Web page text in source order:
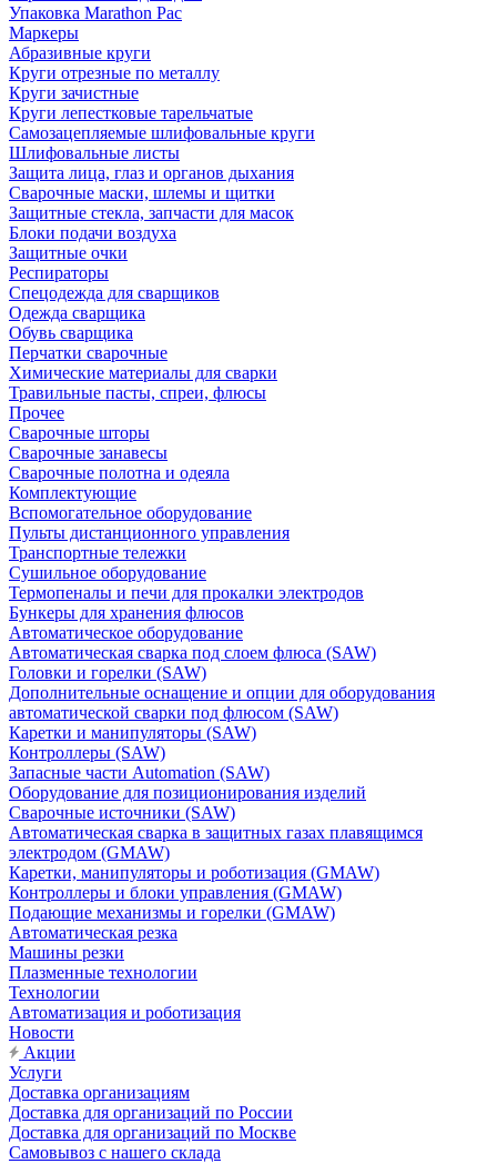
Упаковка Marathon Pac
Маркеры
Абразивные круги
Круги отрезные по металлу
Круги зачистные
Круги лепестковые тарельчатые
Самозацепляемые шлифовальные круги
Шлифовальные листы
Защита лица, глаз и органов дыхания
Сварочные маски, шлемы и щитки
Защитные стекла, запчасти для масок
Блоки подачи воздуха
Защитные очки
Респираторы
Спецодежда для сварщиков
Одежда сварщика
Обувь сварщика
Перчатки сварочные
Химические материалы для сварки
Травильные пасты, спреи, флюсы
Прочее
Сварочные шторы
Сварочные занавесы
Сварочные полотна и одеяла
Комплектующие
Вспомогательное оборудование
Пульты дистанционного управления
Транспортные тележки
Сушильное оборудование
Термопеналы и печи для прокалки электродов
Бункеры для хранения флюсов
Автоматическое оборудование
Автоматическая сварка под слоем флюса (SAW)
Головки и горелки (SAW)
Дополнительные оснащение и опции для оборудования
автоматической сварки под флюсом (SAW)
Каретки и манипуляторы (SAW)
Контроллеры (SAW)
Запасные части Automation (SAW)
Оборудование для позиционирования изделий
Сварочные источники (SAW)
Автоматическая сварка в защитных газах плавящимся
электродом (GMAW)
Каретки, манипуляторы и роботизация (GMAW)
Контроллеры и блоки управления (GMAW)
Подающие механизмы и горелки (GMAW)
Автоматическая резка
Машины резки
Плазменные технологии
Технологии
Автоматизация и роботизация
Новости
Акции
Услуги
Доставка организациям
Доставка для организаций по России
Доставка для организаций по Москве
Самовывоз с нашего склада